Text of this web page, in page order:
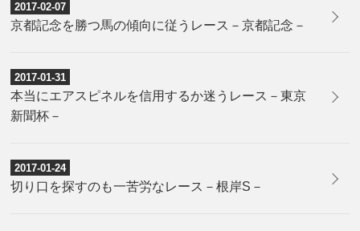
2017-02-07
京都記念を勝つ馬の傾向に従うレース－京都記念－
2017-01-31
本当にエアスピネルを信用するか迷うレース－東京
新聞杯－
2017-01-24
切り口を探すのも一苦労なレース－根岸S－